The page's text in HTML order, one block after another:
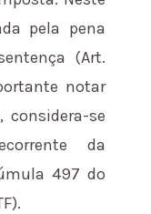
pela pena
(Art.
notar
considera-se
da
497 do